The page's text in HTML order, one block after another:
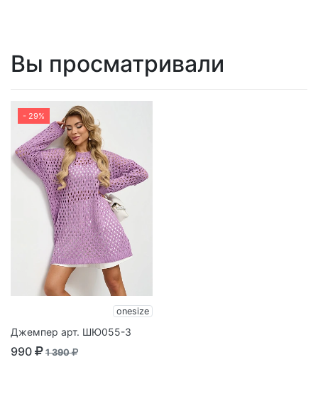
Вы просматривали
- 29%
onesize
Джемпер арт. ШЮ055-3
990 1 390